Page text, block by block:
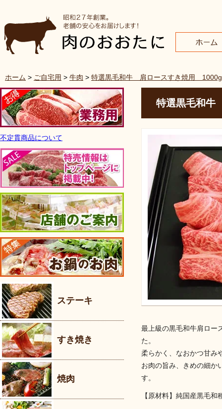
ホーム > ご自宅用 > 牛肉 > 特選黒毛和牛 肩ロースすき焼用 1000g
特選黒毛和
最上級の黒毛和牛肩ロー
た。
柔らかく、なおかつ甘み
お肉の旨み、きめの細か
す。
【原材料】純国産黒毛和
不定貫商品について
ステーキ
すき焼き
焼肉